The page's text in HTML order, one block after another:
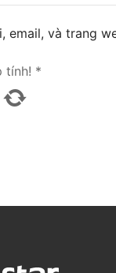
HƯỚNG
email, và trang
tính! *